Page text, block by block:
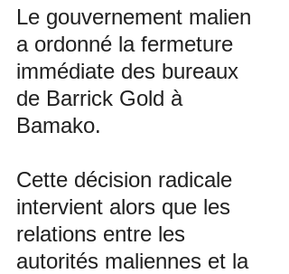
Le gouvernement malien
a ordonné la fermeture
immédiate des bureaux
de Barrick Gold à
Bamako.
Cette décision radicale
intervient alors que les
relations entre les
autorités maliennes et la